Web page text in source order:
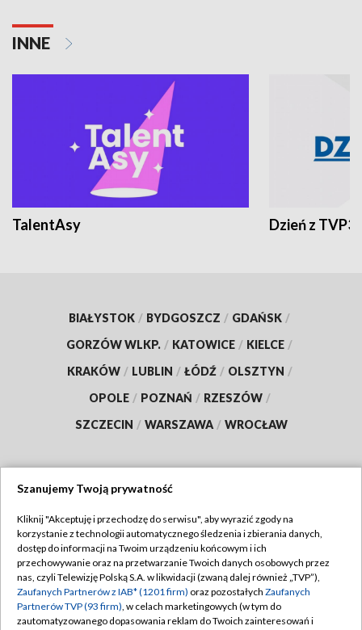
INNE
TalentAsy Dzień z TVP3
BIAŁYSTOK / BYDGOSZCZ / GDAŃSK /
GORZÓW WLKP. / KATOWICE / KIELCE /
KRAKÓW / LUBLIN / ŁÓDŹ / OLSZTYN /
OPOLE / POZNAŃ / RZESZÓW /
SZCZECIN / WARSZAWA / WROCŁAW
TVP
Abonament TVP
Emisja w TVP
Centrum informacji TVP
Regulamin TVP
Polityka prywatności
Moje zgody
Szanujemy Twoją prywatność
Kliknij "Akceptuję i przechodzę do serwisu", aby wyrazić zgody na
korzystanie z technologii automatycznego śledzenia i zbierania danych,
dostęp do informacji na Twoim urządzeniu końcowym i ich
przechowywanie oraz na przetwarzanie Twoich danych osobowych przez
nas, czyli Telewizję Polską S.A. w likwidacji (zwaną dalej również „TVP”),
Zaufanych Partnerów z IAB* (1201 firm) oraz pozostałych Zaufanych
Partnerów TVP (93 firm), w celach marketingowych (w tym do
zautomatyzowanego dopasowania reklam do Twoich zainteresowań i